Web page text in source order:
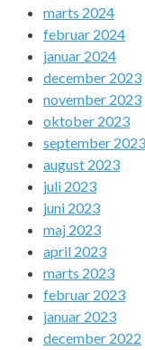
marts 2024
februar 2024
januar 2024
december 2023
november 2023
oktober 2023
september 2023
august 2023
juli 2023
juni 2023
maj 2023
april 2023
marts 2023
februar 2023
januar 2023
december 2022